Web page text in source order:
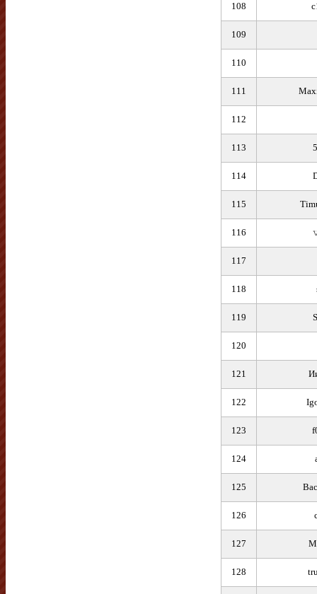
108
109
110
111
112
113
114
115
116
117
118
119
120
121
122
123
124
125
126
127
128